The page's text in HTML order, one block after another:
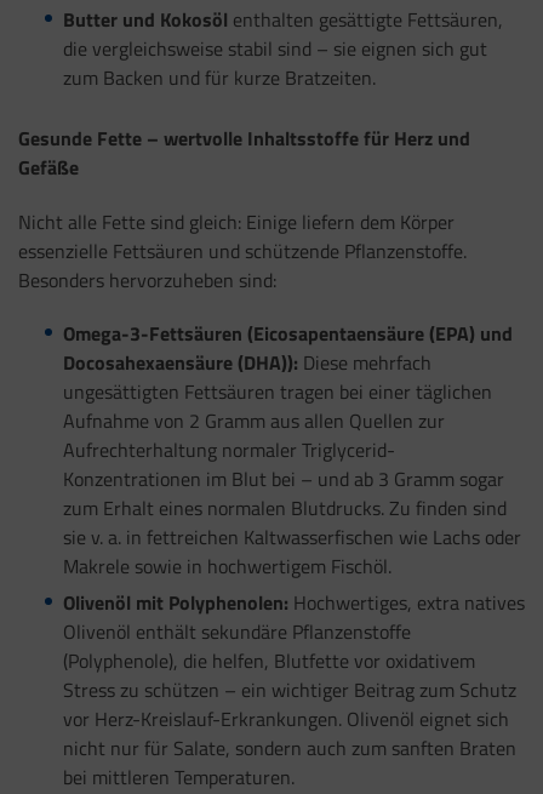
Butter und Kokosöl enthalten gesättigte Fettsäuren,
die vergleichsweise stabil sind – sie eignen sich gut
zum Backen und für kurze Bratzeiten.
Gesunde Fette – wertvolle Inhaltsstoffe für Herz und
Gefäße
Nicht alle Fette sind gleich: Einige liefern dem Körper
essenzielle Fettsäuren und schützende Pflanzenstoffe.
Besonders hervorzuheben sind:
Omega-3-Fettsäuren (Eicosapentaensäure (EPA) und
Docosahexaensäure (DHA)): Diese mehrfach
ungesättigten Fettsäuren tragen bei einer täglichen
Aufnahme von 2 Gramm aus allen Quellen zur
Aufrechterhaltung normaler Triglycerid-
Konzentrationen im Blut bei – und ab 3 Gramm sogar
zum Erhalt eines normalen Blutdrucks. Zu finden sind
sie v. a. in fettreichen Kaltwasserfischen wie Lachs oder
Makrele sowie in hochwertigem Fischöl.
Olivenöl mit Polyphenolen: Hochwertiges, extra natives
Olivenöl enthält sekundäre Pflanzenstoffe
(Polyphenole), die helfen, Blutfette vor oxidativem
Stress zu schützen – ein wichtiger Beitrag zum Schutz
vor Herz-Kreislauf-Erkrankungen. Olivenöl eignet sich
nicht nur für Salate, sondern auch zum sanften Braten
bei mittleren Temperaturen.